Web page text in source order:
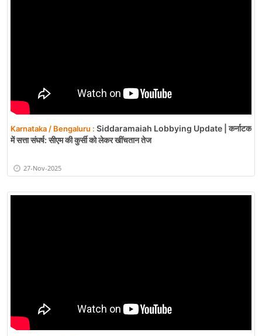
Karnataka / Bengaluru : Siddaramaiah Lobbying Update | कर्नाटक
में सत्ता संघर्ष: सीएम की कुर्सी को लेकर खींचतान तेज
27-Nov-2025